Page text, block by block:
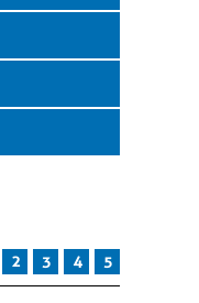
2 3 4 5